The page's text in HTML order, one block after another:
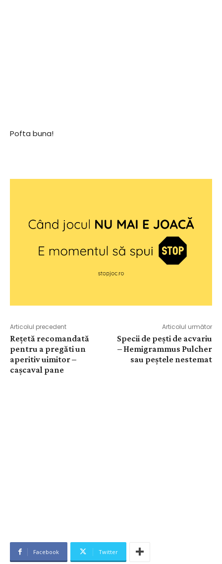
Pofta buna!
Articolul precedent
Rețetă recomandată
pentru a pregăti un
aperitiv uimitor –
cașcaval pane
Articolul următor
Specii de pești de acvariu
– Hemigrammus Pulcher
sau peștele nestemat
Facebook Twitter